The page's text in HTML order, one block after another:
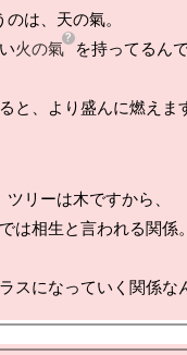
は、天の氣。
火の氣 を持ってるん
と、より盛んに燃えま
ツリーは木ですから、
は相生と言われる関係。